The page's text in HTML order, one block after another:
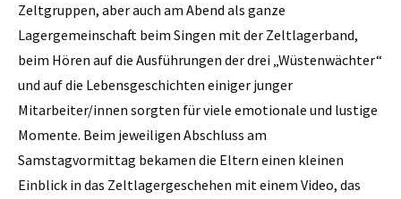
Zeltgruppen, aber auch am Abend als ganze
Lagergemeinschaft beim Singen mit der Zeltlagerband,
beim Hören auf die Ausführungen der drei „Wüstenwächter“
und auf die Lebensgeschichten einiger junger
Mitarbeiter/innen sorgten für viele emotionale und lustige
Momente. Beim jeweiligen Abschluss am
Samstagvormittag bekamen die Eltern einen kleinen
Einblick in das Zeltlagergeschehen mit einem Video, das